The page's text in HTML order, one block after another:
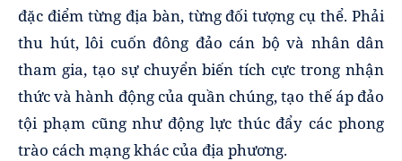
đặc điểm từng địa bàn, từng đối tượng cụ thể. Phải
thu hút, lôi cuốn đông đảo cán bộ và nhân dân
tham gia, tạo sự chuyển biến tích cực trong nhận
thức và hành động của quần chúng, tạo thế áp đảo
tội phạm cũng như động lực thúc đẩy các phong
trào cách mạng khác của địa phương.